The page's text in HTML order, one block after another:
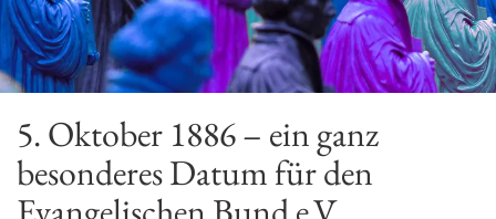
e
n
a
v
5. Oktober 1886 – ein ganz
besonderes Datum für den